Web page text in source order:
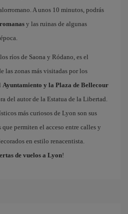
A unos 10 minutos, podrás
y las ruinas de algunas
ríos de Saona y Ródano, es el
las zonas más visitadas por los
Ayuntamiento y la Plaza de Bellecour
del autor de la Estatua de la Libertad.
más curiosos de Lyon son sus
permiten el acceso entre calles y
en estilo renacentista.
de vuelos a Lyon!